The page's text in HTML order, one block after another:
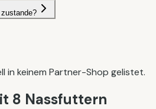
in keinem Partner-Shop gelistet.
8 Nassfuttern